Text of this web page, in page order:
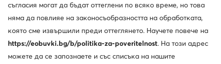
съгласия могат да бъдат оттеглени по всяко време, но това
няма да повлияе на законосъобразността на обработката,
която сме извършили преди оттеглянето. Научете повече на
https://eobuvki.bg/b/politika-za-poveritelnost. На този адрес
можете да се запознаете и със списъка на нашите